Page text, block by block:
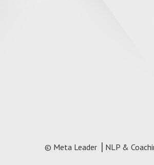
© Meta Leader ⎥ NLP &